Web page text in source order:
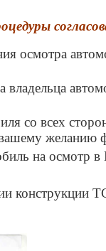
осмотра
со всех
желанию
на осмотр
конструкции